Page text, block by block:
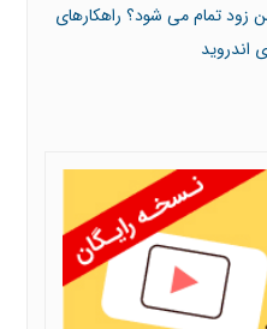
زود تمام می شود؟ راهکارهای